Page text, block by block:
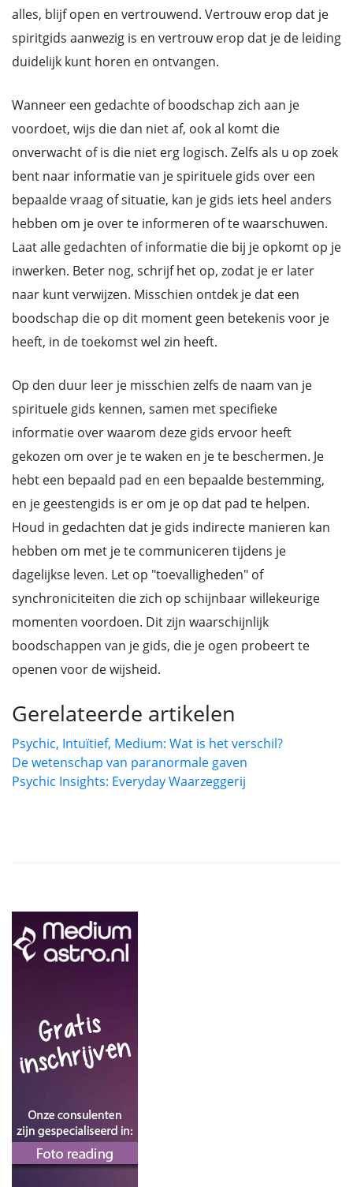
alles, blijf open en vertrouwend. Vertrouw erop dat je
spiritgids aanwezig is en vertrouw erop dat je de leiding
duidelijk kunt horen en ontvangen.
Wanneer een gedachte of boodschap zich aan je
voordoet, wijs die dan niet af, ook al komt die
onverwacht of is die niet erg logisch. Zelfs als u op zoek
bent naar informatie van je spirituele gids over een
bepaalde vraag of situatie, kan je gids iets heel anders
hebben om je over te informeren of te waarschuwen.
Laat alle gedachten of informatie die bij je opkomt op je
inwerken. Beter nog, schrijf het op, zodat je er later
naar kunt verwijzen. Misschien ontdek je dat een
boodschap die op dit moment geen betekenis voor je
heeft, in de toekomst wel zin heeft.
Op den duur leer je misschien zelfs de naam van je
spirituele gids kennen, samen met specifieke
informatie over waarom deze gids ervoor heeft
gekozen om over je te waken en je te beschermen. Je
hebt een bepaald pad en een bepaalde bestemming,
en je geestengids is er om je op dat pad te helpen.
Houd in gedachten dat je gids indirecte manieren kan
hebben om met je te communiceren tijdens je
dagelijkse leven. Let op "toevalligheden" of
synchroniciteiten die zich op schijnbaar willekeurige
momenten voordoen. Dit zijn waarschijnlijk
boodschappen van je gids, die je ogen probeert te
openen voor de wijsheid.
Gerelateerde artikelen
Psychic, Intuïtief, Medium: Wat is het verschil?
De wetenschap van paranormale gaven
Psychic Insights: Everyday Waarzeggerij